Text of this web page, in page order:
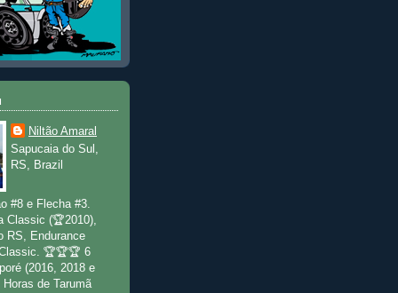
Niltão Amaral
Sapucaia do Sul,
RS, Brazil
#8 e Flecha #3.
Classic (🏆2010),
RS, Endurance
🏆🏆🏆 6
(2016, 2018 e
de Tarumã